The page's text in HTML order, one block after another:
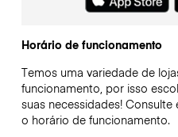
Horário de funcionamento
Temos uma variedade de
funcionamento, por isso
suas necessidades! Consulte
o horário de funcionamento.